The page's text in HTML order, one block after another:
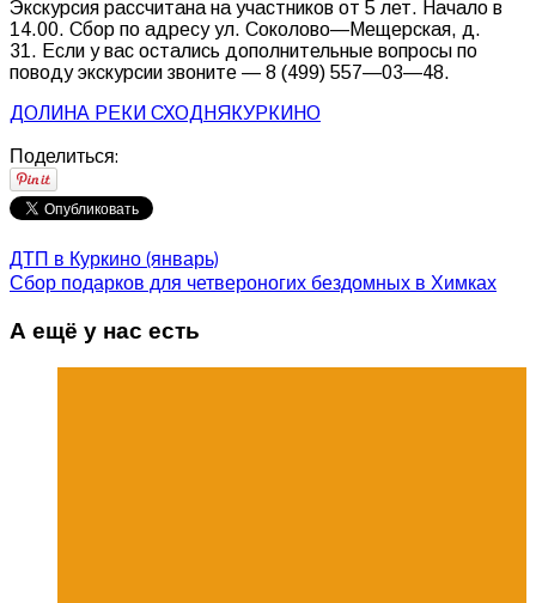
Экскурсия рассчитана на участников от 5 лет. Начало в
14.00. Сбор по адресу ул. Соколово—Мещерская, д.
31. Если у вас остались дополнительные вопросы по
поводу экскурсии звоните — 8 (499) 557—03—48.
ДОЛИНА РЕКИ СХОДНЯ КУРКИНО
Поделиться:
ДТП в Куркино (январь)
Сбор подарков для четвероногих бездомных в Химках
А ещё у нас есть